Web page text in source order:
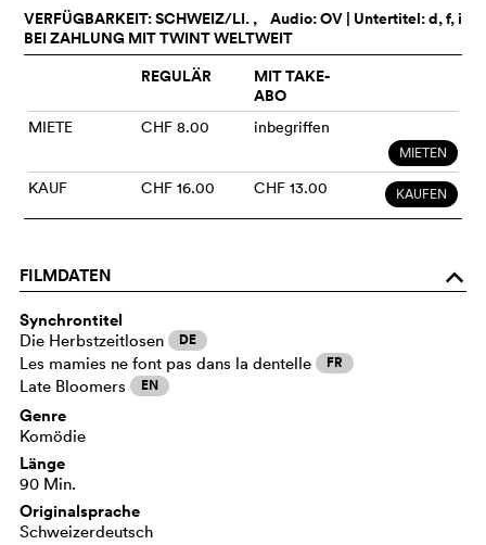
Audio:OV | Untertitel: d, f, i
VERFÜGBARKEIT: SCHWEIZ/LI. ,
BEI ZAHLUNG MIT TWINT WELTWEIT
REGULÄR
MIT TAKE-
ABO
MIETE CHF 8.00 inbegriffen
MIETEN
KAUF CHF 16.00 CHF 13.00 KAUFEN
FILMDATEN o
Synchrontitel
Die Herbstzeitlosen DE
Les mamies ne font pas dans la dentelle FR
Late Bloomers EN
Genre
Komödie
Länge
90 Min.
Originalsprache
Schweizerdeutsch